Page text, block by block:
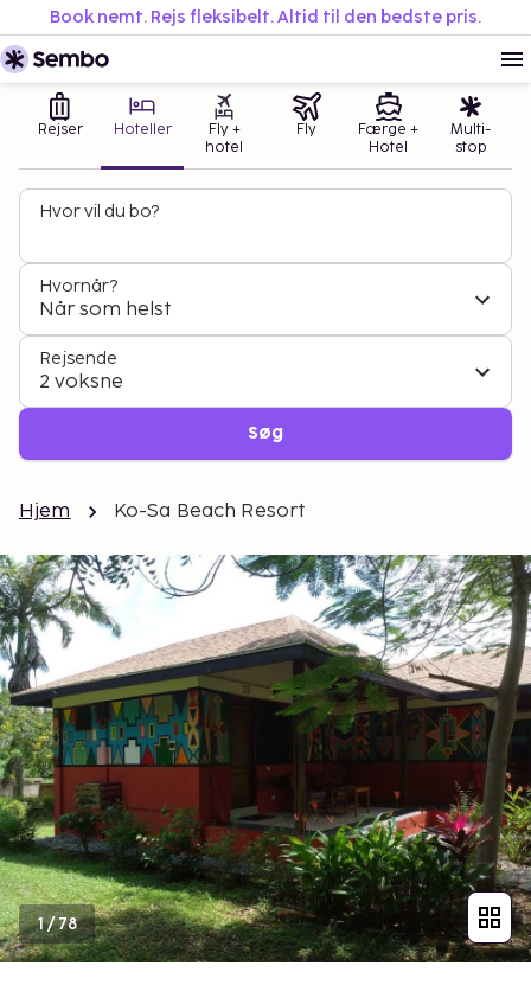
Book nemt. Rejs fleksibelt. Altid til den bedste pris.
Rejser Hoteller
Fly +
hotel
Fly
Færge +
Hotel
Multi-
stop
Hvor vil du bo?
Hvornår?
Når som helst
Rejsende
2 voksne
Søg
Hjem Ko-Sa Beach Resort
1/78